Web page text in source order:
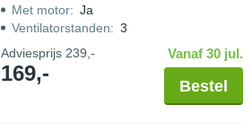
Met motor: Ja
Ventilatorstanden: 3
Adviesprijs 239,-
169,-
Vanaf 30 jul.
Bestel